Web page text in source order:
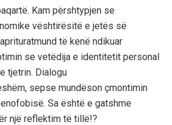
. Kam përshtypjen se
vështirësitë e jetës së
mund të kenë ndikuar
se vetëdija e identitetit personal
tjetrin. Dialogu
, sepse mundëson çmontimin
. Sa është e gatshme
një reflektim të tillë!?